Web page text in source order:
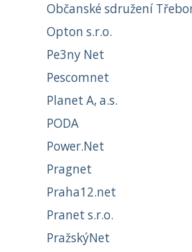
Občanské sdružení
Opton s.r.o.
Pe3ny Net
Pescomnet
Planet A, a.s.
PODA
Power.Net
Pragnet
Praha12.net
Pranet s.r.o.
PražskýNet